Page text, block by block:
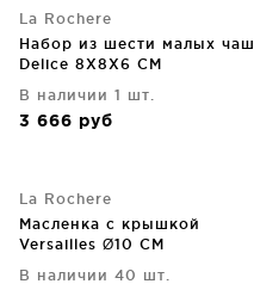
La Rochere
Набор из шести малых чаш
Delice 8X8X6 CM
В наличии 1 шт.
3 666 руб
La Rochere
Масленка с крышкой
Versailles Ø10 CM
В наличии 40 шт.